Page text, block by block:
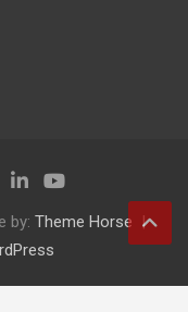
by: Theme Horse